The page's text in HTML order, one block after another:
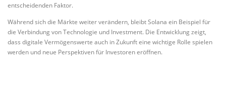
entscheidenden Faktor.
Während sich die Märkte weiter verändern, bleibt Solana ein Beispiel für
die Verbindung von Technologie und Investment. Die Entwicklung zeigt,
dass digitale Vermögenswerte auch in Zukunft eine wichtige Rolle spielen
werden und neue Perspektiven für Investoren eröffnen.